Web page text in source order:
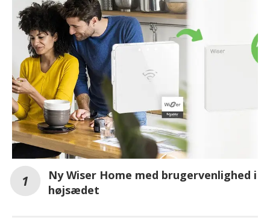
Ny Wiser Home med brugervenlighed i
højsædet